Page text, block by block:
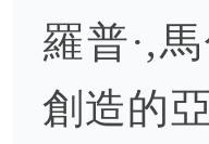
羅普·,
創造的